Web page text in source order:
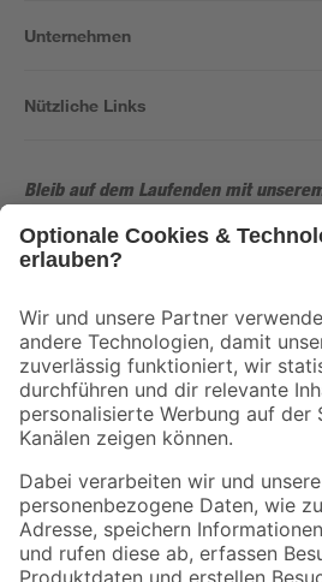
Unternehmen
Nützliche Links
Bleib auf dem Laufenden mit
Der toom Newsletter: Keine Angebote und
Folge uns
Zahlungsarten